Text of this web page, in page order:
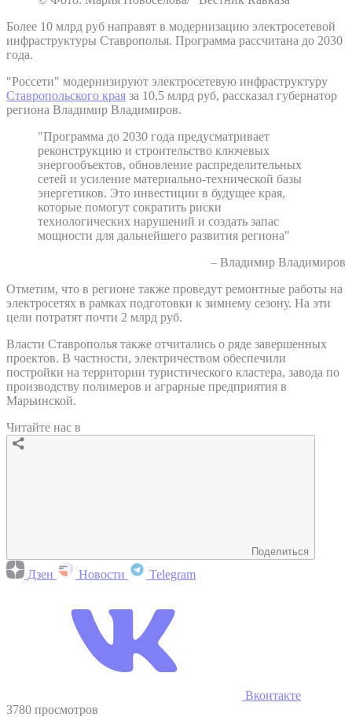
Более 10 млрд руб направят в модернизацию электросетевой
инфраструктуры Ставрополья. Программа рассчитана до 2030
года.
"Россети" модернизируют электросетевую инфраструктуру
Ставропольского края за 10,5 млрд руб, рассказал губернатор
региона Владимир Владимиров.
"Программа до 2030 года предусматривает
реконструкцию и строительство ключевых
энергообъектов, обновление распределительных
сетей и усиление материально-технической базы
энергетиков. Это инвестиции в будущее края,
которые помогут сократить риски
технологических нарушений и создать запас
мощности для дальнейшего развития региона"
– Владимир Владимиров
Отметим, что в регионе также проведут ремонтные работы на
электросетях в рамках подготовки к зимнему сезону. На эти
цели потратят почти 2 млрд руб.
Власти Ставрополья также отчитались о ряде завершенных
проектов. В частности, электричеством обеспечили
постройки на территории туристического кластера, завода по
производству полимеров и аграрные предприятия в
Марьинской.
Читайте нас в
Поделиться
Дзен Новости Telegram
Вконтакте
3780 просмотров